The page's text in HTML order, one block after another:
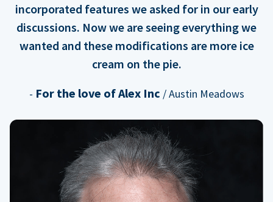
incorporated features we asked for in our early
discussions. Now we are seeing everything we
wanted and these modifications are more ice
cream on the pie.
- For the love of Alex Inc / Austin Meadows